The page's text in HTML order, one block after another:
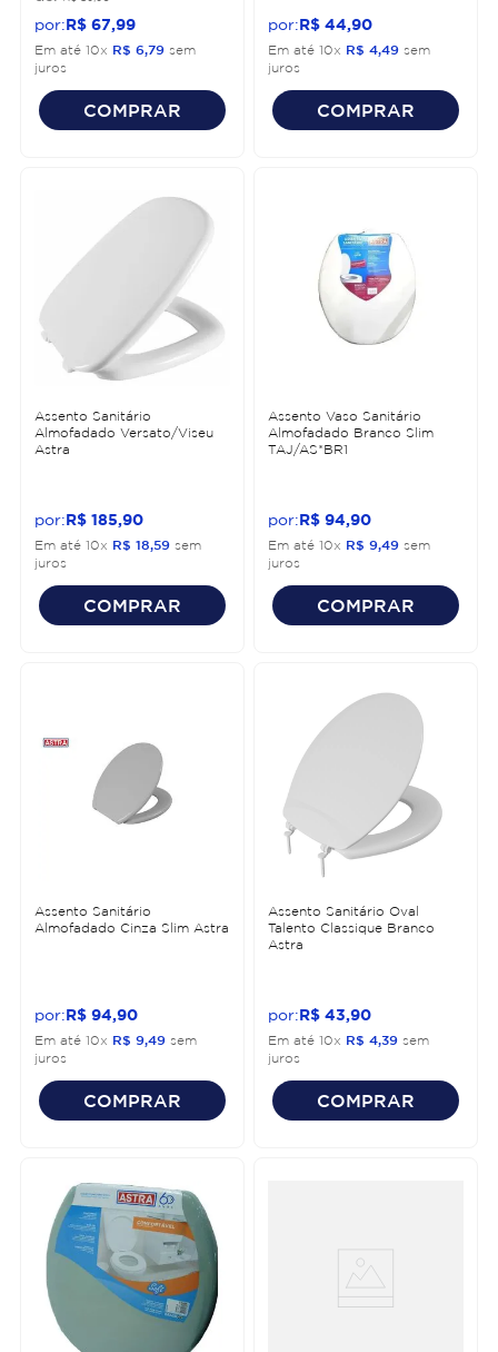
R$ 67 99
Em até 10x R$ 6,79 sem
juros
COMPRAR
R$ 44 90
Em até 10x R$ 4,49 sem
juros
COMPRAR
Assento Sanitário
Almofadado Versato/Viseu
Astra
R$ 185 90
Em até 10x R$ 18,59 sem
juros
COMPRAR
Assento Vaso Sanitário
Almofadado Branco Slim
TAJ/AS*BR1
R$ 94 90
Em até 10x R$ 9,49 sem
juros
COMPRAR
Assento Sanitário
Almofadado Cinza Slim Astra
R$ 94 90
Em até 10x R$ 9,49 sem
juros
COMPRAR
Assento Sanitário Oval
Talento Classique Branco
Astra
R$ 43 90
Em até 10x R$ 4,39 sem
juros
COMPRAR